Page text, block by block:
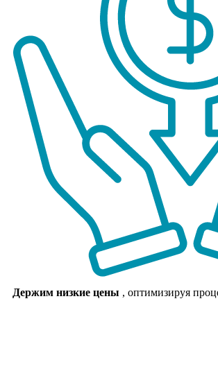
Держим низкие цены , оптимизируя